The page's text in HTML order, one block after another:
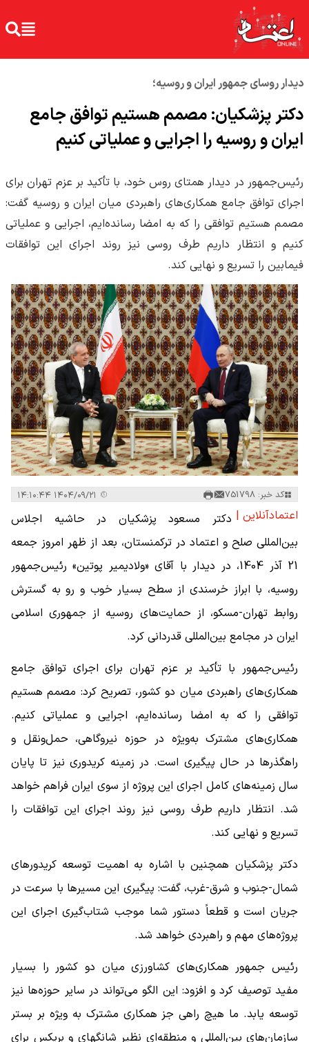
دیدار روسای جمهور ایران و روسیه؛
دکتر پزشکیان: مصمم هستیم توافق جامع
ایران و روسیه را اجرایی و عملیاتی کنیم
رئیس‌جمهور در دیدار همتای روس خود، با تأکید بر عزم تهران برای
اجرای توافق جامع همکاری‌های راهبردی میان ایران و روسیه گفت:
مصمم هستیم توافقی را که به امضا رسانده‌ایم، اجرایی و عملیاتی
کنیم و انتظار داریم طرف روسی نیز روند اجرای این توافقات
فیمابین را تسریع و نهایی کند.
کد خبر: 751798
اعتمادآنلاین | دکتر مسعود پزشکیان در حاشیه اجلاس
بین‌المللی صلح و اعتماد در ترکمنستان، بعد از ظهر امروز جمعه
21 آذر 1404، در دیدار با آقای «ولادیمیر پوتین» رئیس‌جمهور
روسیه، با ابراز خرسندی از سطح بسیار خوب و رو به گسترش
روابط تهران-مسکو، از حمایت‌های روسیه از جمهوری اسلامی
ایران در مجامع بین‌المللی قدردانی کرد.
رئیس‌جمهور با تأکید بر عزم تهران برای اجرای توافق جامع
همکاری‌های راهبردی میان دو کشور، تصریح کرد: مصمم هستیم
توافقی را که به امضا رسانده‌ایم، اجرایی و عملیاتی کنیم.
همکاری‌های مشترک به‌ویژه در حوزه نیروگاهی، حمل‌ونقل و
راهگذرها در حال پیگیری است. در زمینه کریدوری نیز تا پایان
سال زمینه‌های کامل اجرای این پروژه‌ از سوی ایران فراهم خواهد
شد. انتظار داریم طرف روسی نیز روند اجرای این توافقات را
تسریع و نهایی کند.
دکتر پزشکیان همچنین با اشاره به اهمیت توسعه کریدورهای
شمال-جنوب و شرق-غرب، گفت: پیگیری این مسیرها با سرعت در
جریان است و قطعاً دستور شما موجب شتاب‌گیری اجرای این
پروژه‌های مهم و راهبردی خواهد شد.
رئیس جمهور همکاری‌های کشاورزی میان دو کشور را بسیار
مفید توصیف کرد و افزود: این الگو می‌تواند در سایر حوزه‌ها نیز
توسعه یابد. ما هیچ راهی جز همکاری مشترک به ویژه بر بستر
سازمان‌های بین‌المللی و منطقه‌ای نظیر شانگهای و بریکس برای